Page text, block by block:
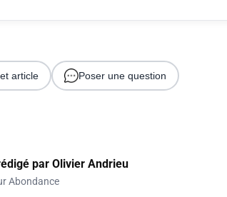
article Poser une question
par Olivier Andrieu
Abondance